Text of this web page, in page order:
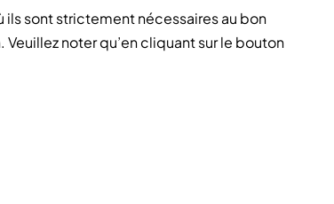
sont strictement nécessaires au bon
noter qu’en cliquant sur le bouton